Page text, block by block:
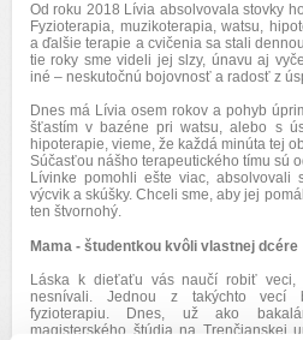
Od roku 2018 Lívia absolvovala stovky
Fyzioterapia, muzikoterapia, watsu,
a ďalšie terapie a cvičenia sa stali
tie roky sme videli jej slzy, únavu aj
iné – neskutočnú bojovnosť a radosť z
Dnes má Lívia osem rokov a pohyb
šťastím v bazéne pri watsu, alebo s
hipoterapie, vieme, že každá minúta tej
Súčasťou nášho terapeutického tímu sú
Lívinke pomohli ešte viac, absolvovali
výcvik a skúšky. Chceli sme, aby jej
ten štvornohý.
Mama - študentkou kvôli vlastnej dcére
Láska k dieťaťu vás naučí robiť veci,
nesnívali. Jednou z takýchto vecí
fyzioterapiu. Dnes, už ako
magisterského štúdia na Trenčianskej